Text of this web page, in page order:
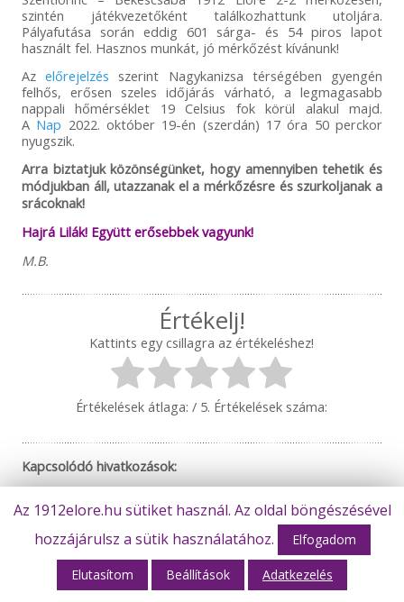
szintén játékvezetőként találkozhattunk utoljára.
Pályafutása során eddig 601 sárga- és 54 piros lapot
használt fel. Hasznos munkát, jó mérkőzést kívánunk!
Azelőrejelzés szerint Nagykanizsa térségében gyengén
felhős, erősen szeles időjárás várható, a legmagasabb
nappali hőmérséklet 19 Celsius fok körül alakul majd.
A Nap 2022. október 19-én (szerdán) 17 óra 50 perckor
nyugszik.
Arra biztatjuk közönségünket, hogy amennyiben tehetik és
módjukban áll, utazzanak el a mérkőzésre és szurkoljanak a
srácoknak!
Hajrá Lilák! Együtt erősebbek vagyunk!
M.B.
Értékelj!
Kattints egy csillagra az értékeléshez!
Értékelések átlaga:/ 5. Értékelések száma:
Kapcsolódó hivatkozások:
nagykanizsa-bekescsaba-1912-elore/
https://molkupa.hu/
Az 1912elore.hu sütiket használ. Az oldal böngészésével
hozzájárulsz a sütik használatához.
Elfogadom
Elutasítom Beállítások Adatkezelés